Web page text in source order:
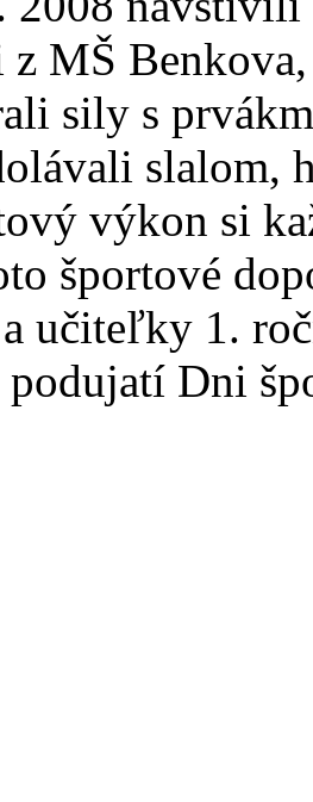
z MŠ
sily s
slalom,
výkon si
športové
učiteľky 1.
Dni